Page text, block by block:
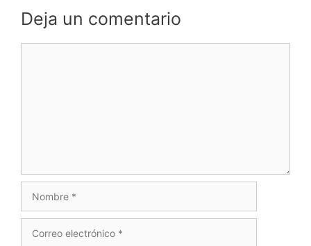
Deja un comentario
electrónico